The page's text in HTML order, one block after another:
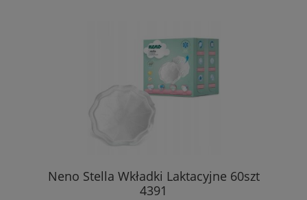
Neno Stella Wkładki Laktacyjne 60szt
4391